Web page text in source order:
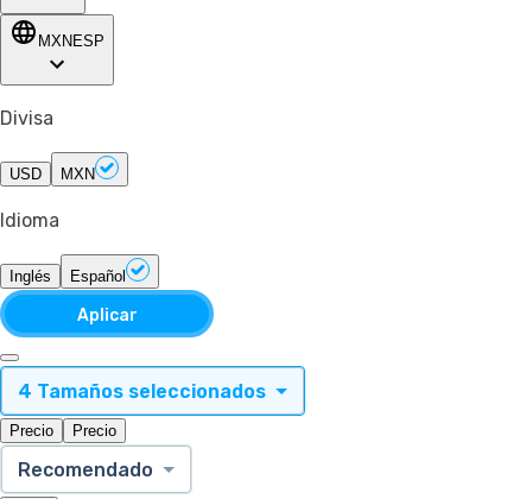
MXN ESP
Divisa
USD MXN
Idioma
Inglés Español
Aplicar
4 Tamaños seleccionados
Precio Precio
Recomendado